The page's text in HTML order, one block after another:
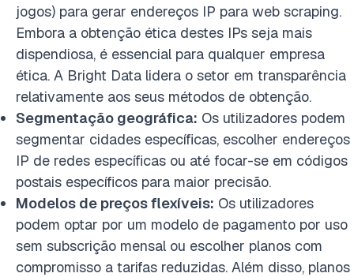
jogos) para gerar endereços IP para web scraping.
Embora a obtenção ética destes IPs seja mais
dispendiosa, é essencial para qualquer empresa
ética. A Bright Data lidera o setor em transparência
relativamente aos seus métodos de obtenção.
Segmentação geográfica: Os utilizadores podem
segmentar cidades específicas, escolher endereços
IP de redes específicas ou até focar-se em códigos
postais específicos para maior precisão.
Modelos de preços flexíveis: Os utilizadores
podem optar por um modelo de pagamento por uso
sem subscrição mensal ou escolher planos com
compromisso a tarifas reduzidas. Além disso, planos